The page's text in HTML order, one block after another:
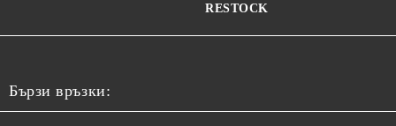
RESTOCK
Бързи връзки: